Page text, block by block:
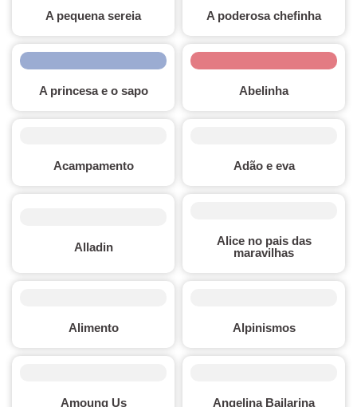
A pequena sereia A poderosa chefinha
A princesa e o sapo Abelinha
Acampamento Adão e eva
Alladin
Alice no pais das
maravilhas
Alimento Alpinismos
Amoung Us Angelina Bailarina